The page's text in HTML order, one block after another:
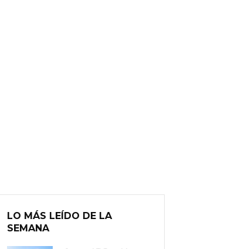
LO MÁS LEÍDO DE LA
SEMANA